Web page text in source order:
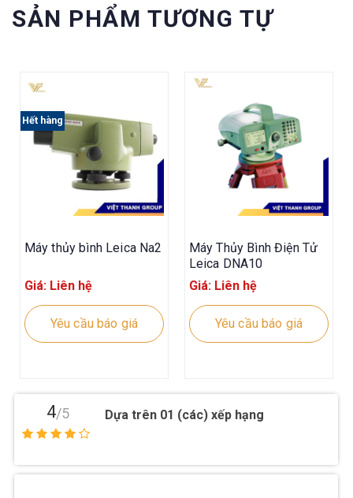
SẢN PHẨM TƯƠNG TỰ
Hết hàng
Máy thủy bình Leica Na2
Giá: Liên hệ
Yêu cầu báo giá
Máy Thủy Bình Điện Tử
Leica DNA10
Giá: Liên hệ
Yêu cầu báo giá
4/5 Dựa trên 01 (các) xếp hạng